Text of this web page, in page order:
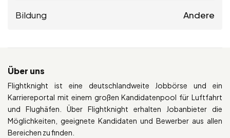
Bildung Andere
Über uns
Flightknight ist eine deutschlandweite Jobbörse und ein
Karriereportal mit einem großen Kandidatenpool für Luftfahrt
und Flughäfen. Über Flightknight erhalten Jobanbieter die
Möglichkeiten, geeignete Kandidaten und Bewerber aus allen
Bereichen zu finden.